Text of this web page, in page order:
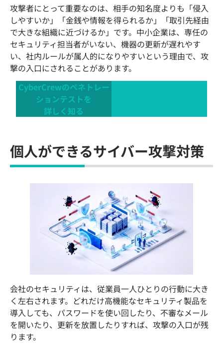
攻撃者にとって重要なのは、相手の知名度よりも「侵入
しやすいか」「金銭や情報を得られるか」「取引先経由
で大きな組織に近づけるか」です。中小企業は、専任の
セキュリティ担当者がいない、機器の更新が遅れやす
い、社内ルールが属人的になりやすいという理由で、攻
撃の入口にされることがあります。
CyberCrewのペネトレー
ションテストを
詳しく知る
個人ができるサイバー攻撃対策
会社のセキュリティは、従業員一人ひとりの行動に大き
く左右されます。どれだけ高機能なセキュリティ製品を
導入しても、パスワードを使い回したり、不審なメール
を開いたり、更新を放置したりすれば、攻撃の入口が残
ります。